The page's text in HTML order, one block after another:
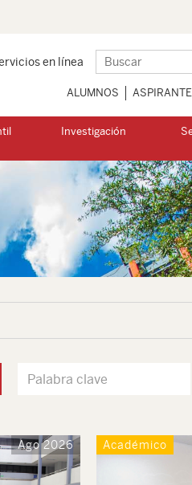
en línea
ALUMNOS
Investigación
Ago 2026 Académico